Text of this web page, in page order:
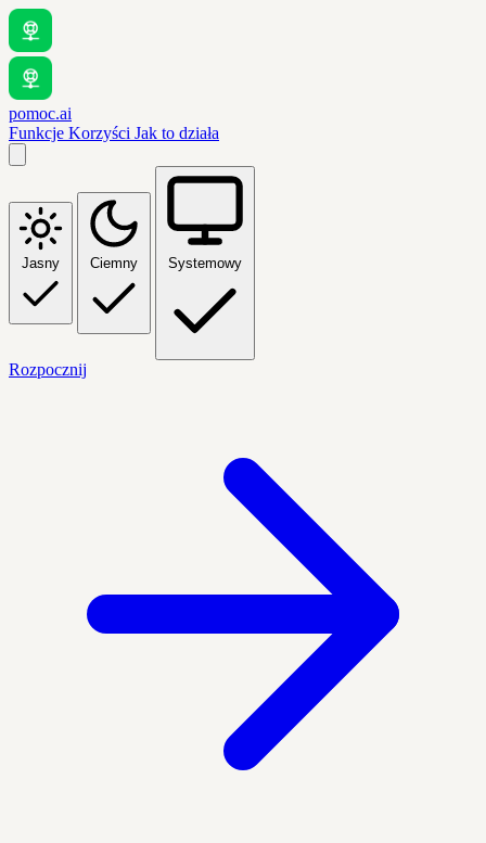
pomoc.ai
Funkcje Korzyści Jak to działa
Jasny Ciemny Systemowy
Rozpocznij